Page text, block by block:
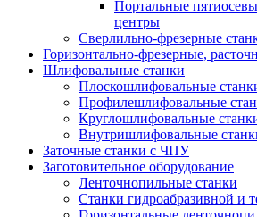
Портальные
центры
Сверлильно-фрезерные
Горизонтально-фрезерные,
Шлифовальные станки
Плоскошлифовальные
Профилешлифовальные
Круглошлифовальные
Внутришлифовальные
Заточные станки с ЧПУ
Заготовительное оборудование
Ленточнопильные станки
Станки гидроабразивной и